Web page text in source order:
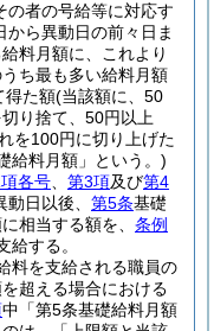
の者の号給等に対応す
ら異動日の前々日ま
料月額に、これより
ち最も多い給料月額
得た額(当該額に、50
り捨て、50円以上
を100円に切り上げた
給料月額」という。)
各号 第3項及び第4
動日以後、 第5条基礎
相当する額を、 条例
給する。
料を支給される職員の
超える場合における
中「第5条基礎給料月額